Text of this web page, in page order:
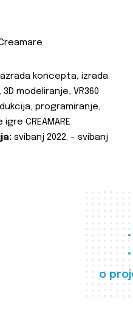
o
koncepta, izrada
modeliranje, VR360
programiranje,
CREAMARE
svibanj 2022. – svibanj